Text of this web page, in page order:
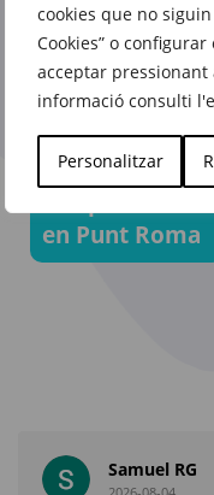
cookies que no
Cookies” o
acceptar pressionant
informació consulti
Personalitzar
El fons
d’armari que
t’acompanyarà
temporada
rere
en Punt Roma
Samuel RG